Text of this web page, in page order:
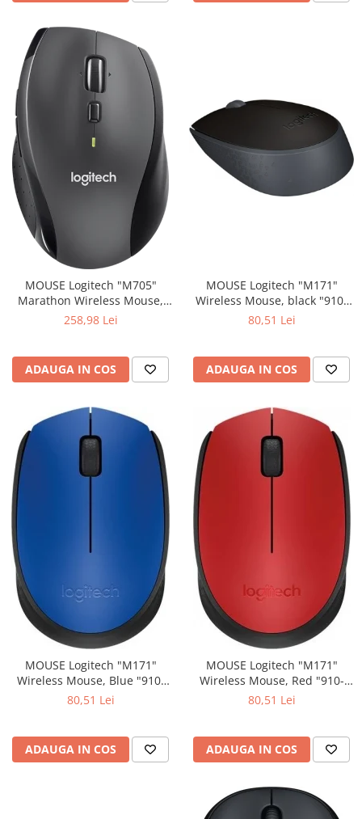
MOUSE Logitech "M705"
Marathon Wireless Mouse,
black "910-001949" (include
258,98 Lei
ADAUGA IN COS
MOUSE Logitech "M171"
Wireless Mouse, black "910-
80,51 Lei
ADAUGA IN COS
MOUSE Logitech "M171"
Wireless Mouse, Blue "910-
80,51 Lei
ADAUGA IN COS
MOUSE Logitech "M171"
Wireless Mouse, Red "910-
80,51 Lei
ADAUGA IN COS